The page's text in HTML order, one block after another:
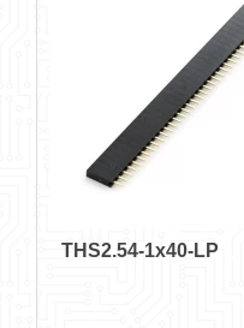
THS2.54-1x40-LP